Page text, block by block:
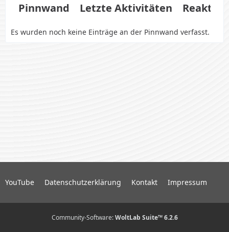
Pinnwand Letzte Aktivitäten
Es wurden noch keine Einträge an der Pinnwand verfasst.
YouTube Datenschutzerklärung Kontakt Impressum
Community-Software:WoltLab Suite™ 6.2.6